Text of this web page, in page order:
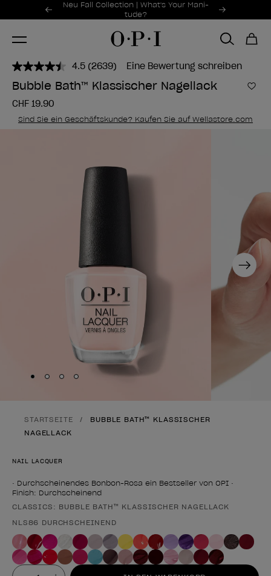
Sonderangebote
Neu Fall Collection | What's Your Mani-
tude?
Item 1 of 2
4.5 2639
Bewertungen
lesen..
gleichen
(2639) Eine Bewertung schreiben
Bubble Bath™ Klassischer Nagellack Zur
CHF 19.90
Sind Sie ein Geschäftskunde? Kaufen Sie auf Wellastore.com
Next
Skip to slide
Skip to slide
Skip to slide
Skip to slide
STARTSEITE
BUBBLE BATH™ KLASSISCHER
NAGELLACK
NAIL LACQUER
• Durchscheinendes Bonbon-Rosa ein Bestseller von OPI •
Finish: Durchscheinend
Form des Produkts
CLASSICS: BUBBLE BATH™ KLASSISCHER NAGELLACK
NLS86 DURCHSCHEINEND
Wert